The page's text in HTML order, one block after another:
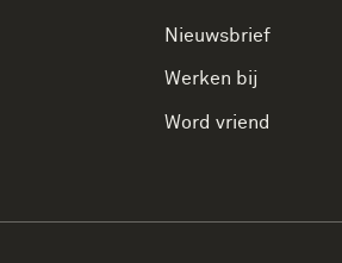
Nieuwsbrief
Werken bij
Word vriend